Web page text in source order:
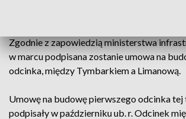
Zgodnie z zapowiedzią ministerstwa
w marcu podpisana zostanie umowa na
odcinka, między Tymbarkiem a Limanową.
Umowę na budowę pierwszego odcinka tej
podpisały w październiku ub. r. Odcinek